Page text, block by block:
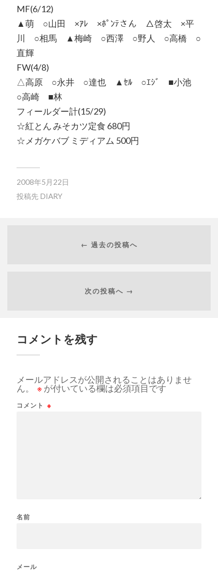
MF(6/12)
▲萌 ○山田 ×ｱﾚ ×ﾎﾟﾝﾃさん △啓太 ×平
川 ○相馬 ▲梅崎 ○西澤 ○野人 ○高橋 ○
直輝
FW(4/8)
△高原 ○永井 ○達也 ▲ｾﾙ ○ｴｼﾞ ■小池
○高崎 ■林
フィールダー計(15/29)
☆紅とん みそカツ定食 680円
☆メガケバブ ミディアム 500円
2008年5月22日
投稿先 DIARY
← 過去の投稿へ
次の投稿へ →
コメントを残す
メールアドレスが公開されることはありませ
ん。
※ が付いている欄は必須項目です
コメント ※
名前
メール